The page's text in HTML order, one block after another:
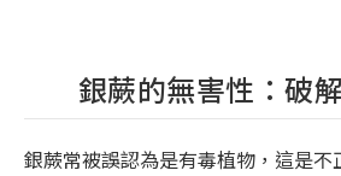
銀蕨的無害性：破
銀蕨常被誤認為是有毒植物，這是不